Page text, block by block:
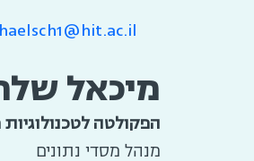
מיכאל
הפקולטה לטכנולוגיות
מנהל מסדי נתונים